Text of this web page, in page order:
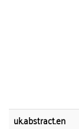
uk.abstract.en